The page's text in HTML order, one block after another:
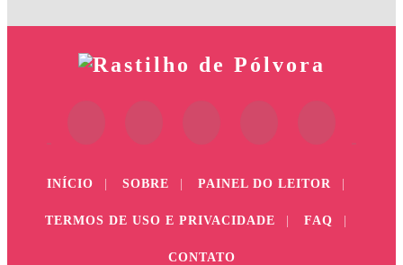
INÍCIO | SOBRE | PAINEL DO LEITOR |
TERMOS DE USO E PRIVACIDADE | FAQ |
CONTATO